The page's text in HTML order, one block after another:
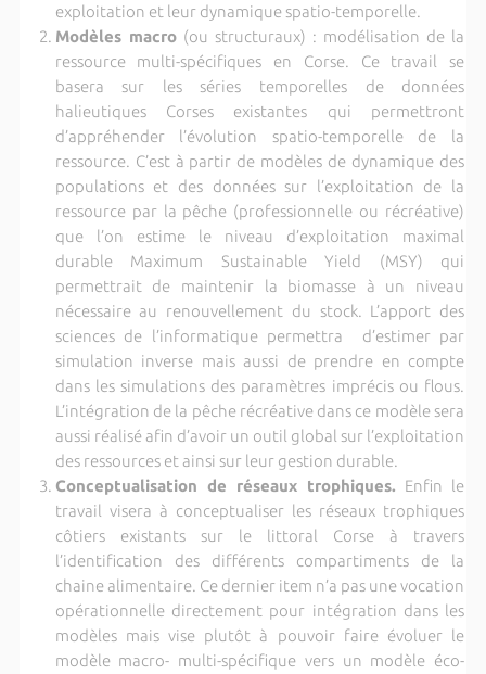
exploitation et leur dynamique spatio-temporelle.
Modèles macro(ou structuraux) : modélisation de la
ressource multi-spécifiques en Corse. Ce travail se
basera sur les séries temporelles de données
halieutiques Corses existantes qui permettront
d’appréhender l’évolution spatio-temporelle de la
ressource. C’est à partir de modèles de dynamique des
populations et des données sur l’exploitation de la
ressource par la pêche (professionnelle ou récréative)
que l’on estime le niveau d’exploitation maximal
durable Maximum Sustainable Yield (MSY) qui
permettrait de maintenir la biomasse à un niveau
nécessaire au renouvellement du stock. L’apport des
sciences de l’informatique permettra d’estimer par
simulation inverse mais aussi de prendre en compte
dans les simulations des paramètres imprécis ou flous.
L’intégration de la pêche récréative dans ce modèle sera
aussi réalisé afin d’avoir un outil global sur l’exploitation
des ressources et ainsi sur leur gestion durable.
Conceptualisation de réseaux trophiques. Enfin le
travail visera à conceptualiser les réseaux trophiques
côtiers existants sur le littoral Corse à travers
l’identification des différents compartiments de la
chaine alimentaire. Ce dernier item n’a pas une vocation
opérationnelle directement pour intégration dans les
modèles mais vise plutôt à pouvoir faire évoluer le
modèle macro- multi-spécifique vers un modèle éco-